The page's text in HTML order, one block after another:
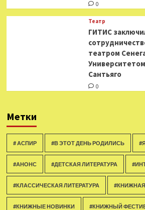
0
Театр
ГИТИС
театром
Сантьяго
0
Метки
# АСПИР #В ЭТОТ ДЕНЬ РОДИЛИСЬ
#АНОНС #ДЕТСКАЯ ЛИТЕРАТУРА
#КЛАССИЧЕСКАЯ ЛИТЕРАТУРА
#КНИЖНЫЕ НОВИНКИ #КНИЖНЫЙ